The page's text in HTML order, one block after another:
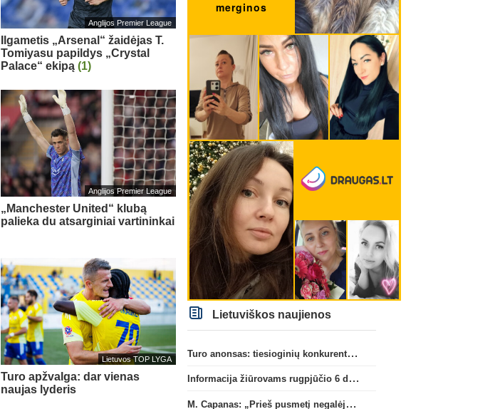
Anglijos Premier League
Ilgametis „Arsenal“ žaidėjas T.
Tomiyasu papildys „Crystal
Palace“ ekipą (1)
Anglijos Premier League
„Manchester United“ klubą
palieka du atsarginiai vartininkai
Lietuvos TOP LYGA
Turo apžvalga: dar vienas
naujas lyderis
Lietuviškos naujienos
Turo anonsas: tiesioginių konkurentų dvikova Gargžduose
Informacija žiūrovams rugpjūčio 6 d. UEFA rungtynėms
M. Capanas: „Prieš pusmetį negalėjau net įsivaizduoti, kad žaisime prieš „Hajduk“